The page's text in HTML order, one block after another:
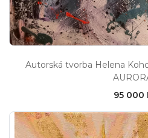
Autorská tvorba Helena
95 000